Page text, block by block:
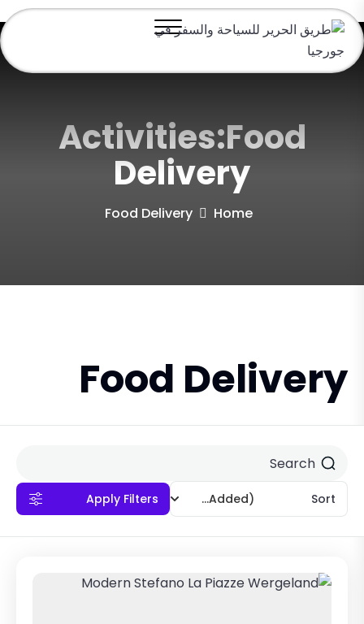
Activities:Food
Delivery
Home
Food Delivery
Food Delivery
Sort
(Recently Added)
Apply Filters